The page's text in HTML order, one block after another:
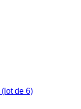
de 6)